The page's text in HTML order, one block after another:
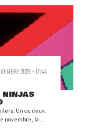
2023 - 17:44
NINJAS
Un ou deux.
novembre, la ...